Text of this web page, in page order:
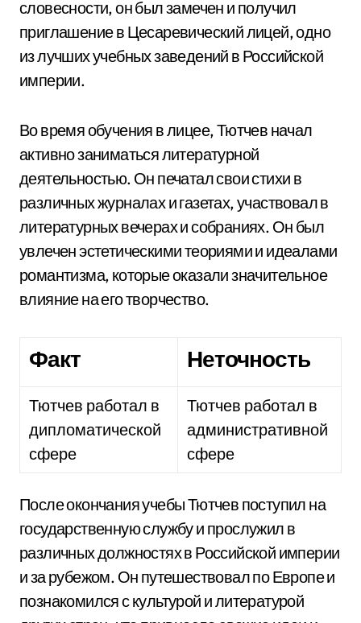
словесности, он был замечен и получил
приглашение в Цесаревический лицей, одно
из лучших учебных заведений в Российской
империи.
Во время обучения в лицее, Тютчев начал
активно заниматься литературной
деятельностью. Он печатал свои стихи в
различных журналах и газетах, участвовал в
литературных вечерах и собраниях. Он был
увлечен эстетическими теориями и идеалами
романтизма, которые оказали значительное
влияние на его творчество.
Факт Неточность
Тютчев работал в
дипломатической
сфере
Тютчев работал в
административной
сфере
После окончания учебы Тютчев поступил на
государственную службу и прослужил в
различных должностях в Российской империи
и за рубежом. Он путешествовал по Европе и
познакомился с культурой и литературой